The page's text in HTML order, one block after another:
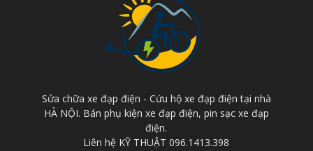
Sửa chữa xe đạp điện - Cứu hộ xe đạp điện tại nhà
HÀ NỘI. Bán phụ kiện xe đạp điện, pin sạc xe đạp
điện.
Liên hệ KỸ THUẬT 096.1413.398